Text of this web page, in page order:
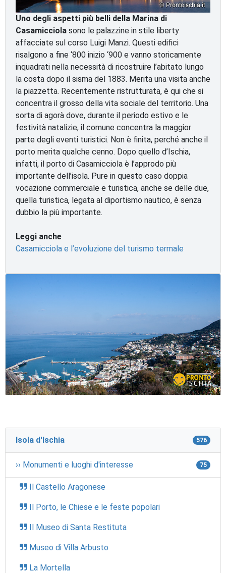
Uno degli aspetti più belli della Marina di
Casamicciola sono le palazzine in stile liberty
affacciate sul corso Luigi Manzi. Questi edifici
risalgono a fine ‘800 inizio ‘900 e vanno storicamente
inquadrati nella necessità di ricostruire l’abitato lungo
la costa dopo il sisma del 1883. Merita una visita anche
la piazzetta. Recentemente ristrutturata, è qui che si
concentra il grosso della vita sociale del territorio. Una
sorta di agorà dove, durante il periodo estivo e le
festività natalizie, il comune concentra la maggior
parte degli eventi turistici. Non è finita, perché anche il
porto merita qualche cenno. Dopo quello d’Ischia,
infatti, il porto di Casamicciola è l’approdo più
importante dell’isola. Pure in questo caso doppia
vocazione commerciale e turistica, anche se delle due,
quella turistica, legata al diportismo nautico, è senza
dubbio la più importante.
Leggi anche
Casamicciola e l’evoluzione del turismo termale
Isola d'Ischia 576
›› Monumenti e luoghi d'interesse 75
Il Castello Aragonese
Il Porto, le Chiese e le feste popolari
Il Museo di Santa Restituta
Museo di Villa Arbusto
La Mortella